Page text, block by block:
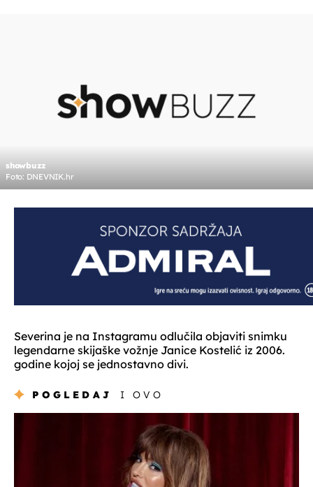
showbuzz
Foto: DNEVNIK.hr
Severina je na Instagramu odlučila objaviti snimku
legendarne skijaške vožnje Janice Kostelić iz 2006.
godine kojoj se jednostavno divi.
POGLEDAJ I OVO